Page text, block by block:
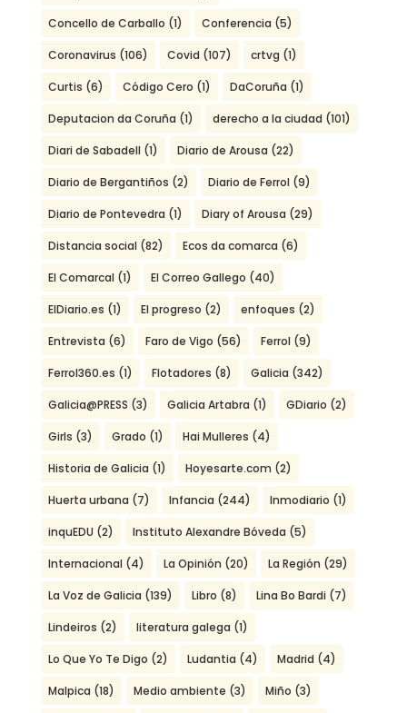
Concello de Carballo (1) Conferencia (5)
Coronavirus (106) Covid (107) crtvg (1)
Curtis (6) Código Cero (1) DaCoruña (1)
Deputacion da Coruña (1) derecho a la ciudad (101)
Diari de Sabadell (1) Diario de Arousa (22)
Diario de Bergantiños (2) Diario de Ferrol (9)
Diario de Pontevedra (1) Diary of Arousa (29)
Distancia social (82) Ecos da comarca (6)
El Comarcal (1) El Correo Gallego (40)
ElDiario.es (1) El progreso (2) enfoques (2)
Entrevista (6) Faro de Vigo (56) Ferrol (9)
Ferrol360.es (1) Flotadores (8) Galicia (342)
Galicia@PRESS (3) Galicia Artabra (1) GDiario (2)
Girls (3) Grado (1) Hai Mulleres (4)
Historia de Galicia (1) Hoyesarte.com (2)
Huerta urbana (7) Infancia (244) Inmodiario (1)
inquEDU (2) Instituto Alexandre Bóveda (5)
Internacional (4) La Opinión (20) La Región (29)
La Voz de Galicia (139) Libro (8) Lina Bo Bardi (7)
Lindeiros (2) literatura galega (1)
Lo Que Yo Te Digo (2) Ludantia (4) Madrid (4)
Malpica (18) Medio ambiente (3) Miño (3)